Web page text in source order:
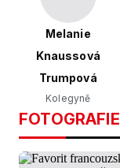
Melanie
Knaussová
Trumpová
Kolegyně
FOTOGRAFIE